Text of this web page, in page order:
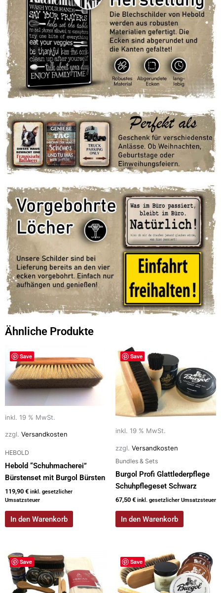
Ähnliche Produkte
Save
inkl. 19 % MwSt.
zzgl. Versandkosten
HEBOLD
Hebold “Schuhmacherei”
Bürstenset mit Burgol Bürsten
119,90 € inkl. gesetzlicher
Umsatzsteuer
In den Warenkorb
Save
inkl. 19 % MwSt.
zzgl. Versandkosten
Bundles & Sets
Burgol Profi Glattlederpflege
Schuhpflegeset Schwarz
67,50 € inkl. gesetzlicher Umsatzsteuer
In den Warenkorb
Save Save